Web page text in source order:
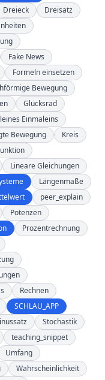
Dreieck
Dreisatz
Fake News
Formeln einsetzen
Bewegung
Glücksrad
Einmaleins
Bewegung
Kreis
Lineare Gleichungen
Längenmaße
peer_explain
Potenzen
Prozentrechnung
Rechnen
SCHLAU_APP
Stochastik
teaching_snippet
Umfang
Wahrscheinlichkeit